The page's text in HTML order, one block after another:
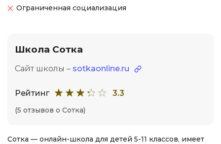
Ограниченная социализация
Школа Сотка
Сайт школы – sotkaonline.ru
Рейтинг 3.3
(5 отзывов о Сотка)
Сотка — онлайн-школа для детей 5-11 классов, имеет